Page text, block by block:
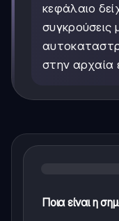
κεφάλαιο
συγκρούσεις
στην αρχαία
Ποια είναι η